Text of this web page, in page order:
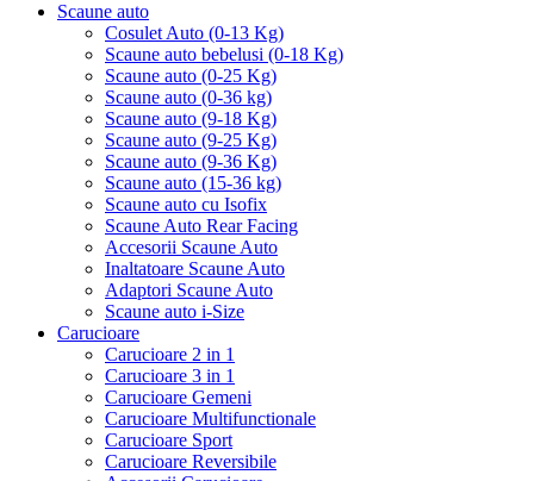
Scaune auto
Cosulet Auto (0-13 Kg)
Scaune auto bebelusi (0-18 Kg)
Scaune auto (0-25 Kg)
Scaune auto (0-36 kg)
Scaune auto (9-18 Kg)
Scaune auto (9-25 Kg)
Scaune auto (9-36 Kg)
Scaune auto (15-36 kg)
Scaune auto cu Isofix
Scaune Auto Rear Facing
Accesorii Scaune Auto
Inaltatoare Scaune Auto
Adaptori Scaune Auto
Scaune auto i-Size
Carucioare
Carucioare 2 in 1
Carucioare 3 in 1
Carucioare Gemeni
Carucioare Multifunctionale
Carucioare Sport
Carucioare Reversibile